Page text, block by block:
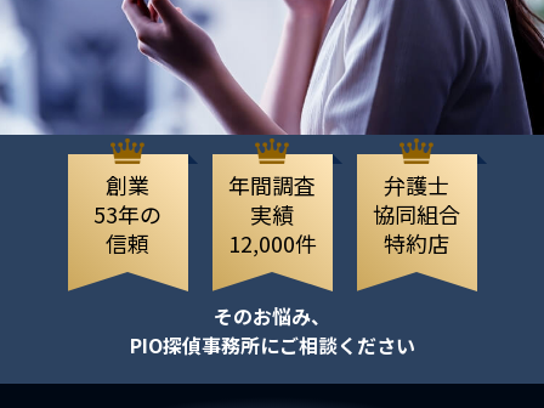
創業
53年の
信頼
年間調査
実績
12,000件
弁護士
協同組合
特約店
そのお悩み、
PIO探偵事務所にご相談ください